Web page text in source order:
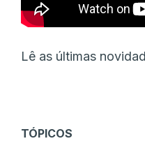
Lê as últimas
TÓPICOS